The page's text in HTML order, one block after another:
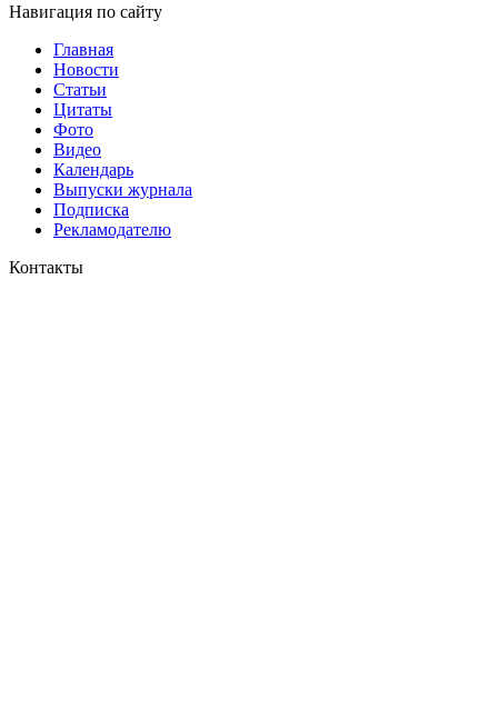
Навигация по сайту
Главная
Новости
Статьи
Цитаты
Фото
Видео
Календарь
Выпуски журнала
Подписка
Рекламодателю
Контакты